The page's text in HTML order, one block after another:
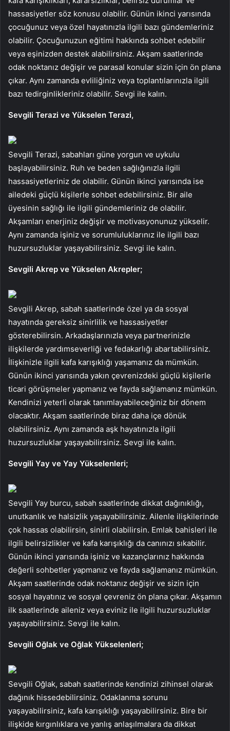
hassasiyetler söz konusu olabilir. Günün ikinci yarısında
çocuğunuz veya özel hayatınızla ilgili bazı gündemleriniz
olabilir. Çocuğunuzun eğitimi hakkında sohbet edebilir
veya eşinizden destek alabilirsiniz. Akşam saatlerinde
odak noktanız değişir ve parasal konular sizin için ön plana
çıkar. Aynı zamanda evliliğiniz veya toplantılarınızla ilgili
bazı tedirginlikleriniz olabilir. Sevgi ile kalın.
Sevgili Terazi ve Yükselen Terazi,
Sevgili Terazi, sabahları güne yorgun ve uykulu
başlayabilirsiniz. Ruh ve beden sağlığınızla ilgili
hassasiyetleriniz de olabilir. Günün ikinci yarısında ise
ailedeki güçlü kişilerle sohbet edebilirsiniz. Bir aile
üyesinin sağlığı ile ilgili gündemleriniz de olabilir.
Akşamları enerjiniz değişir ve motivasyonunuz yükselir.
Aynı zamanda işiniz ve sorumluluklarınız ile ilgili bazı
huzursuzluklar yaşayabilirsiniz. Sevgi ile kalın.
Sevgili Akrep ve Yükselen Akrepler;
Sevgili Akrep, sabah saatlerinde özel ya da sosyal
hayatında gereksiz sinirlilik ve hassasiyetler
gösterebilirsin. Arkadaşlarınızla veya partnerinizle
ilişkilerde yardımseverliği ve fedakarlığı abartabilirsiniz.
İlişkinizle ilgili kafa karışıklığı yaşamanız da mümkün.
Günün ikinci yarısında yakın çevrenizdeki güçlü kişilerle
ticari görüşmeler yapmanız ve fayda sağlamanız mümkün.
Kendinizi yeterli olarak tanımlayabileceğiniz bir dönem
olacaktır. Akşam saatlerinde biraz daha içe dönük
olabilirsiniz. Aynı zamanda aşk hayatınızla ilgili
huzursuzluklar yaşayabilirsiniz. Sevgi ile kalın.
Sevgili Yay ve Yay Yükselenleri;
Sevgili Yay burcu, sabah saatlerinde dikkat dağınıklığı,
unutkanlık ve halsizlik yaşayabilirsiniz. Ailenle ilişkilerinde
çok hassas olabilirsin, sinirli olabilirsin. Emlak bahisleri ile
ilgili belirsizlikler ve kafa karışıklığı da canınızı sıkabilir.
Günün ikinci yarısında işiniz ve kazançlarınız hakkında
değerli sohbetler yapmanız ve fayda sağlamanız mümkün.
Akşam saatlerinde odak noktanız değişir ve sizin için
sosyal hayatınız ve sosyal çevreniz ön plana çıkar. Akşamın
ilk saatlerinde aileniz veya eviniz ile ilgili huzursuzluklar
yaşayabilirsiniz. Sevgi ile kalın.
Sevgili Oğlak ve Oğlak Yükselenleri;
Sevgili Oğlak, sabah saatlerinde kendinizi zihinsel olarak
dağınık hissedebilirsiniz. Odaklanma sorunu
yaşayabilirsiniz, kafa karışıklığı yaşayabilirsiniz. Bire bir
ilişkide kırgınlıklara ve yanlış anlaşılmalara da dikkat